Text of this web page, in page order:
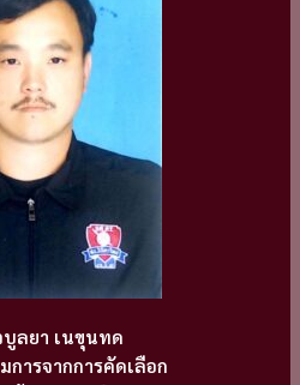
บูลยา เนขุนทด
การจากการคัดเลือก